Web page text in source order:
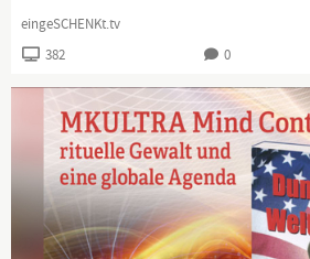
eingeSCHENKt.tv
382 0